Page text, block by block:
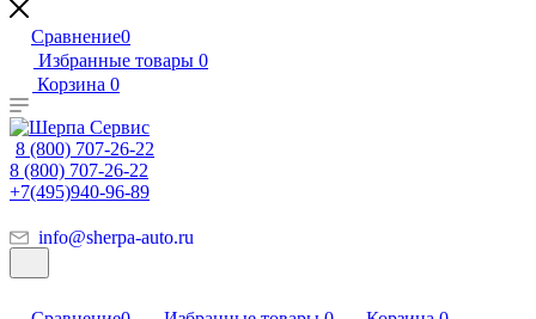
Сравнение0
Избранные товары 0
Корзина 0
8 (800) 707-26-22
8 (800) 707-26-22
+7(495)940-96-89
info@sherpa-auto.ru